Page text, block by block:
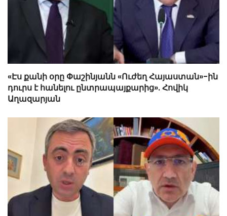
«Էս քանի օրը Փաշինյանն «Ուժեղ Հայաստան»-ին
դուրս է հանելու ընտրապայքարից». Հովիկ
Աղազարյան